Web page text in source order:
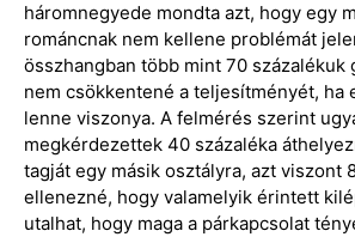
háromnegyede mondta azt, hogy egy
románcnak nem kellene problémát
összhangban több mint 70 százalékuk
nem csökkentené a teljesítményét, ha
lenne viszonya. A felmérés szerint
megkérdezettek 40 százaléka
tagját egy másik osztályra, azt viszont
ellenezné, hogy valamelyik érintett
utalhat, hogy maga a párkapcsolat